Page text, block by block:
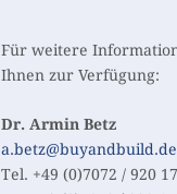
Für weitere
Ihnen zur Verfügung:
Dr. Armin Betz
a.betz@buyandbuild.de
Tel. +49 (0)7072 / 920